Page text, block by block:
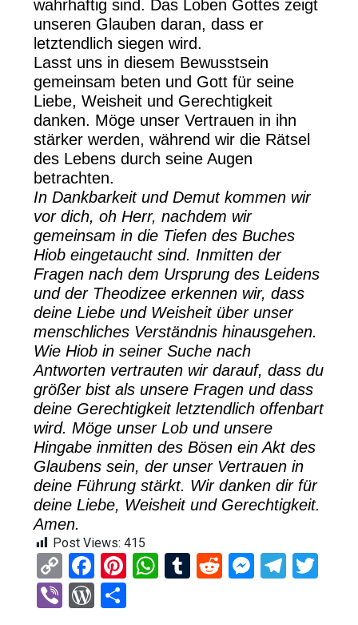
wahrhaftig sind. Das Loben Gottes zeigt
unseren Glauben daran, dass er
letztendlich siegen wird.
Lasst uns in diesem Bewusstsein
gemeinsam beten und Gott für seine
Liebe, Weisheit und Gerechtigkeit
danken. Möge unser Vertrauen in ihn
stärker werden, während wir die Rätsel
des Lebens durch seine Augen
betrachten.
In Dankbarkeit und Demut kommen wir
vor dich, oh Herr, nachdem wir
gemeinsam in die Tiefen des Buches
Hiob eingetaucht sind. Inmitten der
Fragen nach dem Ursprung des Leidens
und der Theodizee erkennen wir, dass
deine Liebe und Weisheit über unser
menschliches Verständnis hinausgehen.
Wie Hiob in seiner Suche nach
Antworten vertrauten wir darauf, dass du
größer bist als unsere Fragen und dass
deine Gerechtigkeit letztendlich offenbart
wird. Möge unser Lob und unsere
Hingabe inmitten des Bösen ein Akt des
Glaubens sein, der unser Vertrauen in
deine Führung stärkt. Wir danken dir für
deine Liebe, Weisheit und Gerechtigkeit.
Amen.
Post Views: 415
C
o
py
F
a
ce
Pi
W
T
R
M
T
Vi
W